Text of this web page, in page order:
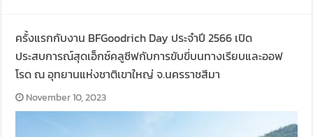
ครั้งแรกกับงาน BFGoodrich Day ประจำปี 2566 เปิด
ประสบการณ์สุดเอ็กซ์คลูซีฟกับการขับขี่บนทางเรียบและออฟ
โรด ณ อุทยานแห่งชาติเขาใหญ่ จ.นครราชสีมา
November 10, 2023